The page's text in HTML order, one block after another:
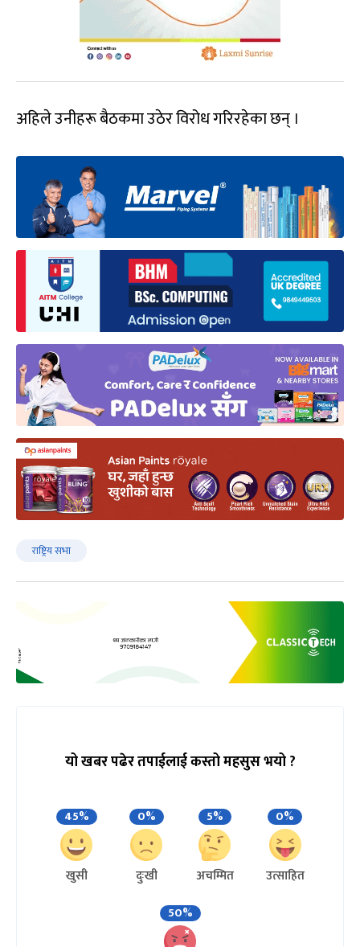
अहिले उनीहरू बैठकमा उठेर विरोध गरिरहेका छन् ।
राष्ट्रिय सभा
यो खबर पढेर तपाईलाई कस्तो महसुस भयो ?
45%
खुसी
0%
दुःखी
5%
अचम्मित
0%
उत्साहित
50%